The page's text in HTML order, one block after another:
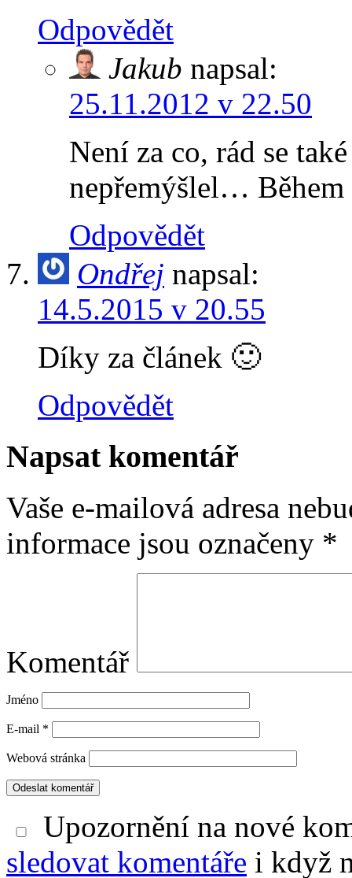
Odpovědět
Jakub napsal:
25.11.2012 v 22.50
Není za co, rád se
nepřemýšlel…
Odpovědět
Ondřej napsal:
14.5.2015 v 20.55
Díky za článek 🙂
Odpovědět
Napsat komentář
Vaše e-mailová adresa
informace jsou označeny *
Komentář
Jméno
E-mail *
Webová stránka
Upozornění na nové
sledovat komentáře i když